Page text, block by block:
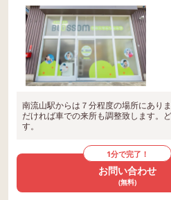
南流山駅からは７分程度の場所にあり
だければ車での来所も調整致します。
す。
1分で完了！
お問い合わせ
(無料)